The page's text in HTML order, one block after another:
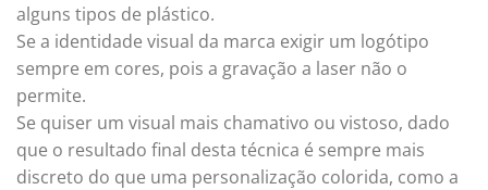
alguns tipos de plástico.
Se a identidade visual da marca exigir um logótipo
sempre em cores, pois a gravação a laser não o
permite.
Se quiser um visual mais chamativo ou vistoso, dado
que o resultado final desta técnica é sempre mais
discreto do que uma personalização colorida, como a